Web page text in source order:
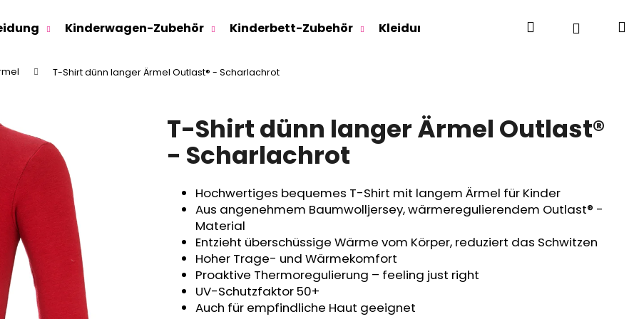
Kinderwagen-Zubehör Kinderbett-Zubehör Kleidung für Jugendliche Für
SuchenLogin
T-Shirt dünn langer Ärmel Outlast® - Scharlachrot
T-Shirt dünn langer Ärmel Outlast®
- Scharlachrot
Hochwertiges bequemes T-Shirt mit langem Ärmel für Kinder
Aus angenehmem Baumwolljersey, wärmeregulierendem Outlast® -
Material
Entzieht überschüssige Wärme vom Körper, reduziert das Schwitzen
Hoher Trage- und Wärmekomfort
Proaktive Thermoregulierung – feeling just right
UV-Schutzfaktor 50+
Auch für empfindliche Haut geeignet
Was suchen Sie?
SUCHEN
Wir empfehlen
SWEATHOSE - DENIM LÖWE
KINDERSITZUNTERLAGE OUTLAST® -